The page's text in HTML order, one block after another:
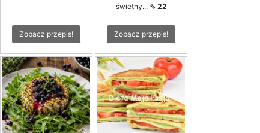
Zobacz przepis!
świetny... ⇖ 22
Zobacz przepis!